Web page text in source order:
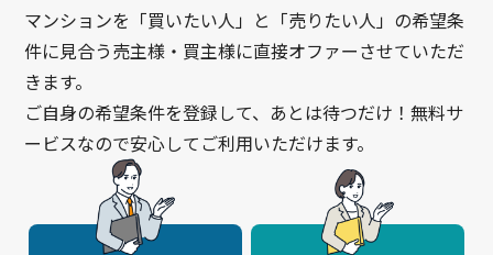
マンションを「買いたい人」と「売りたい人」の希望条
件に見合う売主様・買主様に直接オファーさせていただ
きます。
ご自身の希望条件を登録して、あとは待つだけ！無料サ
ービスなので安心してご利用いただけます。